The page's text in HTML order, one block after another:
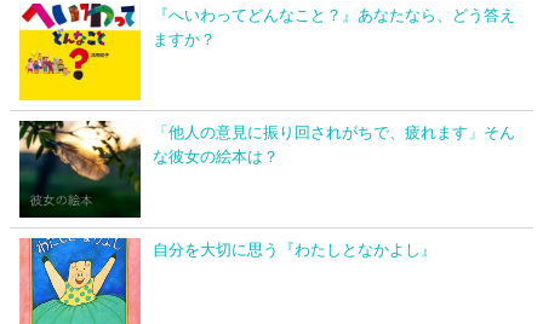
『へいわってどんなこと？』あなたなら、どう答え
ますか？
「他人の意見に振り回されがちで、疲れます」そん
な彼女の絵本は？
自分を大切に思う『わたしとなかよし』